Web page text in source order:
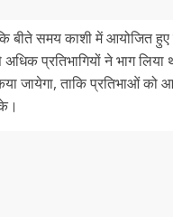
बीते समय काशी में आयोजित
प्रतिभागियों ने भाग लिया
जायेगा, ताकि प्रतिभाओं को